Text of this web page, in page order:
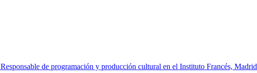
Responsable de programación y producción cultural en el Instituto Francés, Madrid